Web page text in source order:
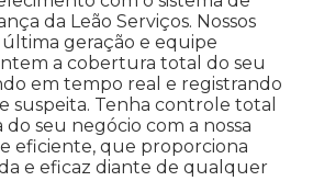
da Leão Serviços. Nossos
geração e equipe
a cobertura total do seu
em tempo real e registrando
suspeita. Tenha controle total
seu negócio com a nossa
eficiente, que proporciona
e eficaz diante de qualquer